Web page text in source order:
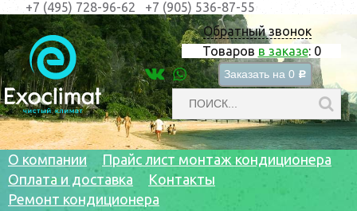
Обратный звонок
Товаров в заказе: 0
Заказать на 0 c
+7 (495) 728-96-62 +7 (905) 536-87-55
О компании
Прайс лист монтаж кондиционера
Оплата и доставка
Контакты
Ремонт кондиционера